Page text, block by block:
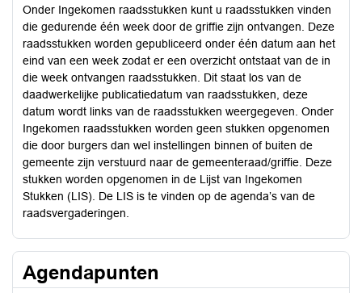
Onder Ingekomen raadsstukken kunt u raadsstukken vinden
die gedurende één week door de griffie zijn ontvangen. Deze
raadsstukken worden gepubliceerd onder één datum aan het
eind van een week zodat er een overzicht ontstaat van de in
die week ontvangen raadsstukken. Dit staat los van de
daadwerkelijke publicatiedatum van raadsstukken, deze
datum wordt links van de raadsstukken weergegeven. Onder
Ingekomen raadsstukken worden geen stukken opgenomen
die door burgers dan wel instellingen binnen of buiten de
gemeente zijn verstuurd naar de gemeenteraad/griffie. Deze
stukken worden opgenomen in de Lijst van Ingekomen
Stukken (LIS). De LIS is te vinden op de agenda’s van de
raadsvergaderingen.
Agendapunten